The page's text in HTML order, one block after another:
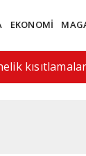
EKONOMİ
6 ölü